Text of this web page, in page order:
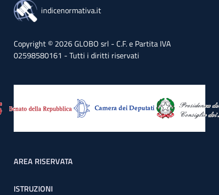
indicenormativa.it
Copyright © 2026 GLOBO srl - C.F. e Partita IVA
02598580161 - Tutti i diritti riservati
Footer menu
AREA RISERVATA
ISTRUZIONI